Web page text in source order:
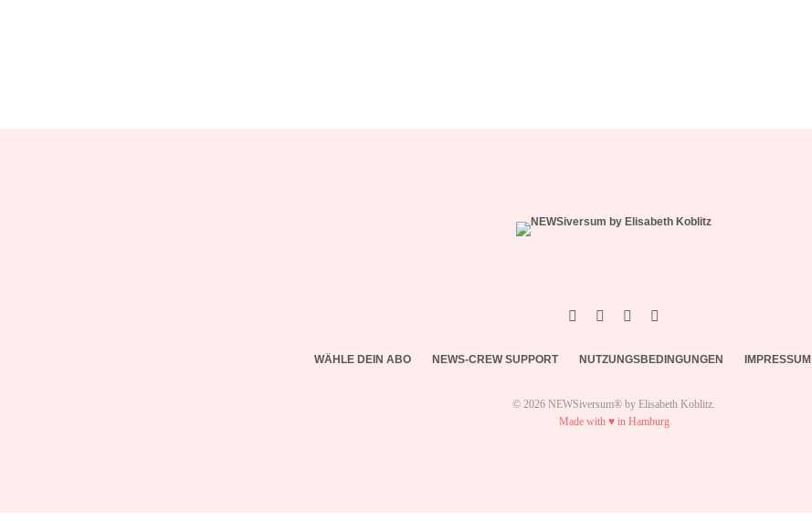
WÄHLE DEIN ABO NEWS-CREW SUPPORT NUTZUNGSBEDINGUNGEN IMPRESSUM
© 2026 NEWSiversum® by Elisabeth Koblitz.
Made with ♥ in Hamburg